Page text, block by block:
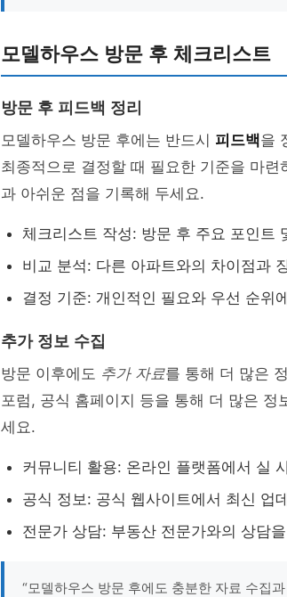
모델하우스 방문 후 체크리스트
방문 후 피드백 정리
모델하우스 방문 후에는 반드시 피드백을
최종적으로 결정할 때 필요한 기준을 마
과 아쉬운 점을 기록해 두세요.
체크리스트 작성: 방문 후 주요 포인트
비교 분석: 다른 아파트와의 차이점과
결정 기준: 개인적인 필요와 우선 순위
추가 정보 수집
방문 이후에도 추가 자료를 통해 더 많은
포럼, 공식 홈페이지 등을 통해 더 많은
세요.
커뮤니티 활용: 온라인 플랫폼에서 실
공식 정보: 공식 웹사이트에서 최신 업
전문가 상담: 부동산 전문가와의 상담
“모델하우스 방문 후에도 충분한 자료 수집